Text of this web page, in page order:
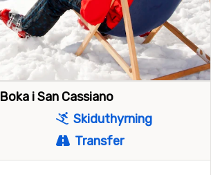
Boka i San Cassiano
Skiduthyrning
Transfer